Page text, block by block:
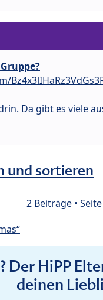
Da gibt es viele
und sortieren
2 Beiträge • Seite
Der HiPP
deinen